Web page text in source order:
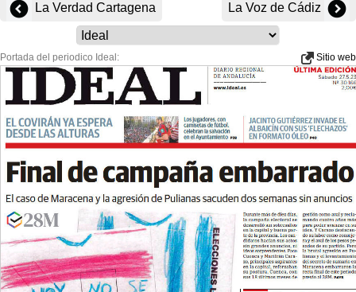
La Verdad Cartagena La Voz de Cádiz
Portada del periodico Ideal: Sitio web